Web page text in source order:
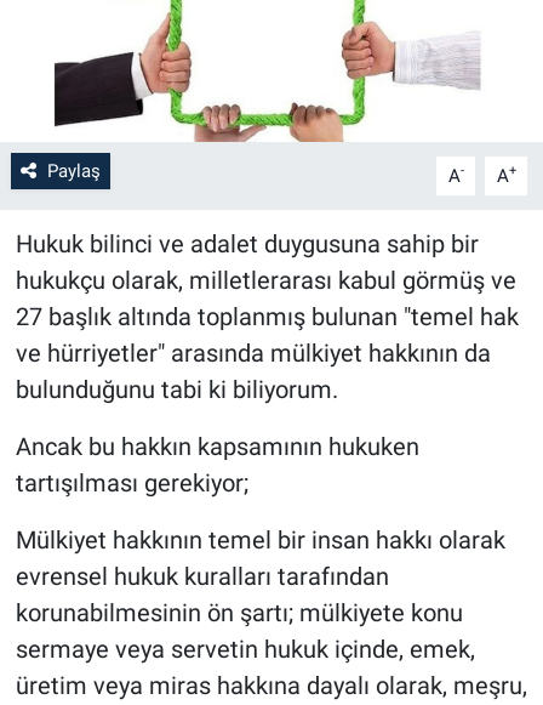
Paylaş A- A+
Hukuk bilinci ve adalet duygusuna sahip bir
hukukçu olarak, milletlerarası kabul görmüş ve
27 başlık altında toplanmış bulunan "temel hak
ve hürriyetler" arasında mülkiyet hakkının da
bulunduğunu tabi ki biliyorum.
Ancak bu hakkın kapsamının hukuken
tartışılması gerekiyor;
Mülkiyet hakkının temel bir insan hakkı olarak
evrensel hukuk kuralları tarafından
korunabilmesinin ön şartı; mülkiyete konu
sermaye veya servetin hukuk içinde, emek,
üretim veya miras hakkına dayalı olarak, meşru,